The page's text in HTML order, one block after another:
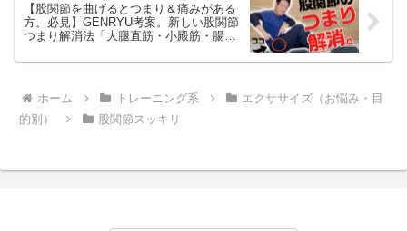
【股関節を曲げるとつまり＆痛みがある
方、必見】GENRYU考案。新しい股関節
つまり解消法「大腿直筋・小殿筋・腸腰
分市 綜合整体 GENRYU 】
ホーム トレーニング系
エクササイズ（お悩み・目
的別）
股関節スッキリ